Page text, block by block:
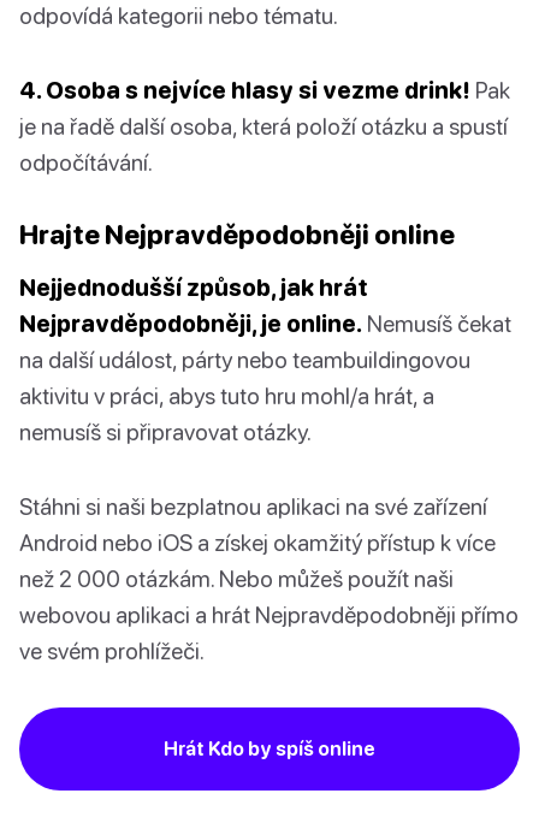
odpovídá kategorii nebo tématu.
4. Osoba s nejvíce hlasy si vezme drink! Pak
je na řadě další osoba, která položí otázku a spustí
odpočítávání.
Hrajte Nejpravděpodobněji online
Nejjednodušší způsob, jak hrát
Nejpravděpodobněji, je online. Nemusíš čekat
na další událost, párty nebo teambuildingovou
aktivitu v práci, abys tuto hru mohl/a hrát, a
nemusíš si připravovat otázky.
Stáhni si naši bezplatnou aplikaci na své zařízení
Android nebo iOS a získej okamžitý přístup k více
než 2 000 otázkám. Nebo můžeš použít naši
webovou aplikaci a hrát Nejpravděpodobněji přímo
ve svém prohlížeči.
Hrát Kdo by spíš online